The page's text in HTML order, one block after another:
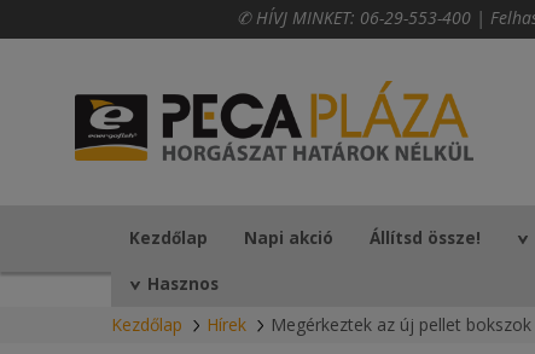
✆ HÍVJ MINKET: 06-29-553-400 |
Kezdőlap Napi akció Állítsd össze!
Hasznos
Kezdőlap Hírek Megérkeztek az új pellet bokszok